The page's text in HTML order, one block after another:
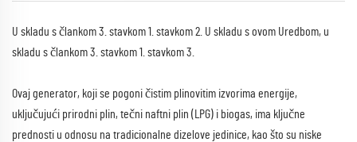
U skladu s člankom 3. stavkom 1. stavkom 2. U skladu s ovom Uredbom, u
skladu s člankom 3. stavkom 1. stavkom 3.
Ovaj generator, koji se pogoni čistim plinovitim izvorima energije,
uključujući prirodni plin, tečni naftni plin (LPG) i biogas, ima ključne
prednosti u odnosu na tradicionalne dizelove jedinice, kao što su niske